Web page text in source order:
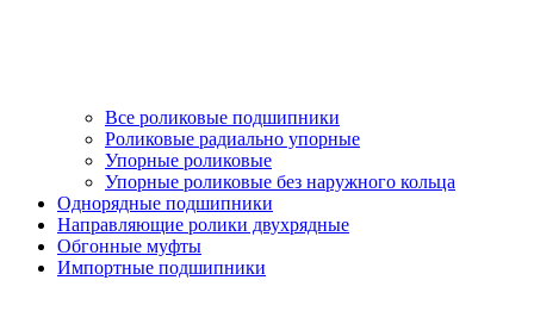
Все роликовые подшипники
Роликовые радиально упорные
Упорные роликовые
Упорные роликовые без наружного кольца
Однорядные подшипники
Направляющие ролики двухрядные
Обгонные муфты
Импортные подшипники